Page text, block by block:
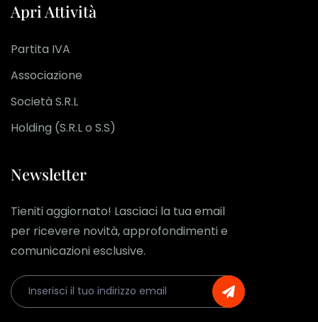
Apri Attività
Partita IVA
Associazione
Società S.R.L
Holding (S.R.L o S.S)
Newsletter
Tieniti aggiornato! Lasciaci la tua email
per ricevere novità, approfondimenti e
comunicazioni esclusive.